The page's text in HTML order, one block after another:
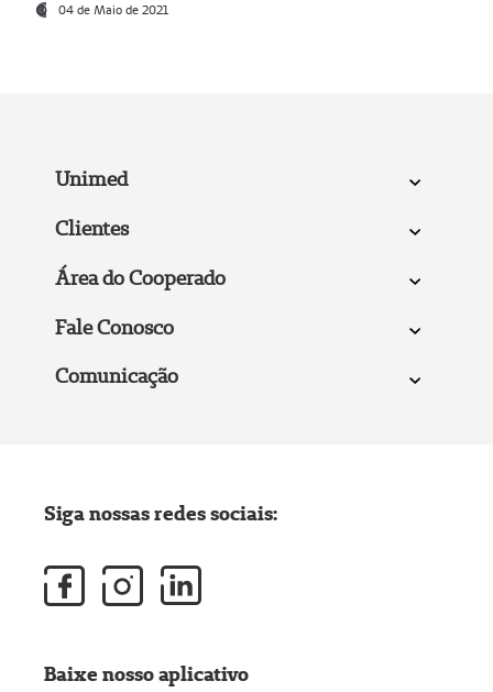
04 de Maio de 2021
Unimed
Clientes
Área do Cooperado
Fale Conosco
Comunicação
Siga nossas redes sociais:
Baixe nosso aplicativo